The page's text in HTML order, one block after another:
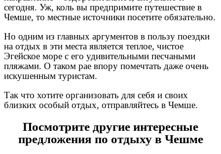
сегодня. Уж, коль вы предпримите путешествие в
Чемше, то местные источники посетите обязательно.
Но одним из главных аргументов в пользу поездки
на отдых в эти места является теплое, чистое
Эгейское море с его удивительными песчаными
пляжами. О таком рае впору помечтать даже очень
искушенным туристам.
Так что хотите организовать для себя и своих
близких особый отдых, отправляйтесь в Чемше.
Посмотрите другие интересные
предложения по отдыху в Чешме